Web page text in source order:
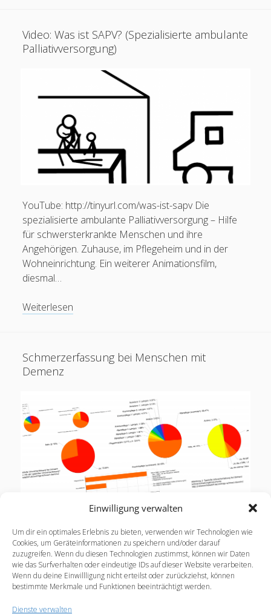
Einwilligung verwalten
Um dir ein optimales Erlebnis zu bieten, verwenden wir Technologien wie
Cookies, um Geräteinformationen zu speichern und/oder darauf
zuzugreifen. Wenn du diesen Technologien zustimmst, können wir Daten
wie das Surfverhalten oder eindeutige IDs auf dieser Website verarbeiten.
Wenn du deine Einwillligung nicht erteilst oder zurückziehst, können
bestimmte Merkmale und Funktionen beeinträchtigt werden.
Dienste verwalten
bei
kognitiv
eingeschränkten
Menschen
durch
Azubis
(Hausarbeit)
Video: Was ist SAPV? (Spezialisierte ambulante
Palliativversorgung)
YouTube: http://tinyurl.com/was-ist-sapv Die
spezialisierte ambulante Palliativversorgung – Hilfe
für schwersterkrankte Menschen und ihre
Angehörigen. Zuhause, im Pflegeheim und in der
Wohneinrichtung. Ein weiterer Animationsfilm,
diesmal…
Weiterlesen
SAPV?
(Spezialisierte
Schmerzerfassung bei Menschen mit
Demenz
Wie erfassen Pflegekräfte Schmerzen von
Menschen mit Demenz? Ich bat Pflegekräfte, mir
einen kurzen Fragebogen zum Thema
„Schmerzerfassung bei Menschen mit Demenz“
online auszufüllen. Insgesamt…